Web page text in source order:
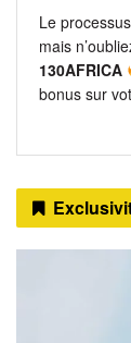
Le
mais
130AFRICA
bonus sur